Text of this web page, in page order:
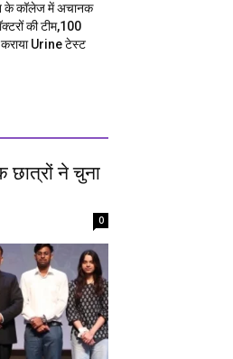
के कॉलेज में अचानक
की टीम,100
Urine टेस्ट
छात्रों ने चुना
0